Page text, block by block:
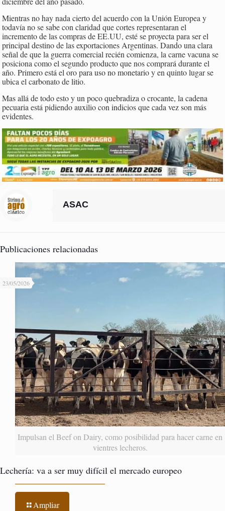
Mientras no hay nada cierto del acuerdo con la Unión Europea y
todavía no se sabe con claridad que cortes representaran el
incremento de las compras de EE.UU, esté se proyecta para ser el
principal destino de las exportaciones Argentinas. Dando una clara
señal de que la guerra comercial recién comienza, la carne vacuna se
posiciona como el segundo producto que nos comprará durante el
año. Primero está el oro para uso no monetario y en quinto lugar se
ubica el carbonato de litio.
Mas allá de todo esto y un poco quebradiza o crocante, la cadena
pecuaria está pidiendo auxilio con indicios que cada vez son más
evidentes.
ASAC
Publicaciones relacionadas
Impulsan el Beef on Dairy, como posibilidad para hacer carne en
vientres lecheros.
23/05/2026
Lechería: va a ser muy difícil el mercado europeo
Ampliar